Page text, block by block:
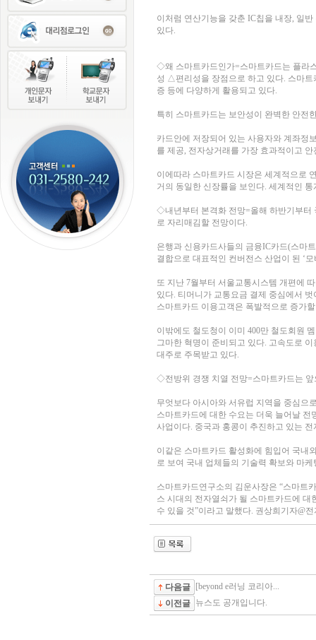
이처럼 연산기능을 갖춘 IC칩을 내장, 일
있다.
◇왜 스마트카드인가=스마트카드는 플라
성 △편리성을 장점으로 하고 있다. 스마트
증 등에 다양하게 활용되고 있다.
특히 스마트카드는 보안성이 완벽한 안전
카드안에 저장되어 있는 사용자와 계좌정
를 제공, 전자상거래를 가장 효과적이고
이에따라 스마트카드 시장은 세계적으로
거의 동일한 신장률을 보인다. 세계적인
◇내년부터 본격화 전망=올해 하반기부터
로 자리매김할 전망이다.
은행과 신용카드사들의 금융IC카드(스마
결합으로 대표적인 컨버전스 산업이 된 ‘
또 지난 7월부터 서울교통시스템 개편에
있다. 티머니가 교통요금 결제 중심에서
스마트카드 이용고객은 폭발적으로 증가
이밖에도 철도청이 이미 400만 철도회원
그마한 혁명이 준비되고 있다. 고속도로
대주로 주목받고 있다.
◇전방위 경쟁 치열 전망=스마트카드는
무엇보다 아시아와 서유럽 지역을 중심으
스마트카드에 대한 수요는 더욱 늘어날
사업이다. 중국과 홍콩이 추진하고 있는
이같은 스마트카드 활성화에 힘입어 국내
로 보여 국내 업체들의 기술력 확보와 마
스마트카드연구소의 김운사장은 “스마트
스 시대의 전자열쇠가 될 스마트카드에
수 있을 것”이라고 말했다. 권상희기자@전
다음글
[beyond e러닝 코리아...
이전글 뉴스도 공개입니다.